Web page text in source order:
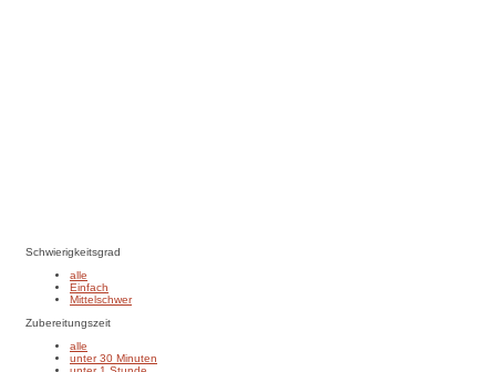
Schwierigkeitsgrad
alle
Einfach
Mittelschwer
Zubereitungszeit
alle
unter 30 Minuten